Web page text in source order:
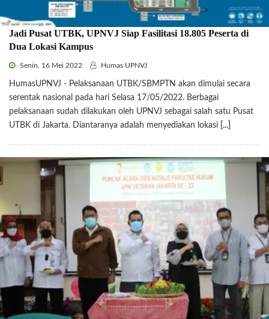
Jadi Pusat UTBK, UPNVJ Siap Fasilitasi 18.805 Peserta di
Dua Lokasi Kampus
Senin, 16 Mei 2022 Humas UPNVJ
HumasUPNVJ - Pelaksanaan UTBK/SBMPTN akan dimulai secara
serentak nasional pada hari Selasa 17/05/2022. Berbagai
pelaksanaan sudah dilakukan oleh UPNVJ sebagai salah satu Pusat
UTBK di Jakarta. Diantaranya adalah menyediakan lokasi [...]